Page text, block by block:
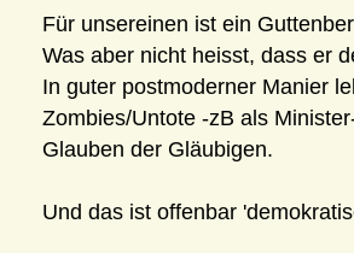
Für unsereinen ist ein
Was aber nicht heisst, dass er
In guter postmoderner Manier
Zombies/Untote -zB als
Glauben der Gläubigen.
Und das ist offenbar